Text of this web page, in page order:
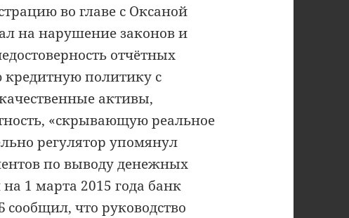
во главе с Оксаной
на нарушение законов и
отчётных
политику с
активы,
«скрывающую реальное
регулятор упомянул
по выводу денежных
1 марта 2015 года банк
что руководство